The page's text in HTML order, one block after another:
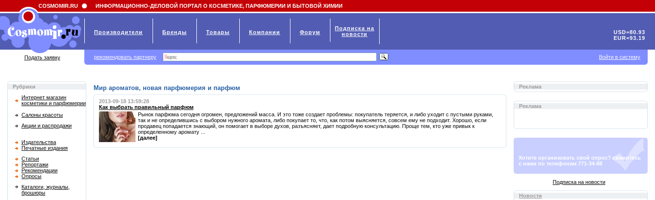
Field 'news_title' doesn't have a default value
Рубрики
Интернет магазин
косметики и парфюмерии
Салоны красоты
Акции и распродажи
Издательства
Печатные издания
Статьи
Репортажи
Рекомендации
Опросы
Каталоги, журналы,
брошюры
Мир ароматов, новая парфюмерия и парфюм
2013-09-18 13:59:28
Как выбрать правильный парфюм
Рынок парфюма сегодня огромен, предложений масса. И это тоже создает проблемы: покупатель теряется, и либо уходит с пустыми руками,
так и не определившись с выбором нужного аромата, либо покупает то, что, как потом выясняется, совсем ему не подходит. Хорошо, если
продавец попадается знающий, он помогает в выборе духов, разъясняет, дает подробную консультацию. Проще тем, кто уже привык к
определенному аромату ...
[далее]
Реклама
Реклама
Хотите организовать свой опрос? свяжитесь
с нами по телефонам 771-34-88
Подписка на новости
Новости
COSMOMIR.RU ИНФОРМАЦИОННО-ДЕЛОВОЙ ПОРТАЛ О КОСМЕТИКЕ, ПАРФЮМЕРИИ И БЫТОВОЙ ХИМИИ
Производители Бренды Товары Компании Форум
Подписка на
новости
USD=80.93
EUR=93.19
Подать заявку рекомендовать партнеру Войти в систему